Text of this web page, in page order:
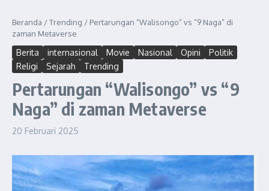
Beranda /Trending / Pertarungan “Walisongo” vs “9 Naga” di
zaman Metaverse
Berita internasional Movie Nasional Opini
Politik
Religi
Sejarah Trending
Pertarungan “Walisongo” vs “9
Naga” di zaman Metaverse
20 Februari 2025